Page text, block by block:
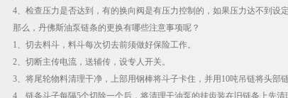
4、检查压力是否达到，有的换向阀是有压力控制的，如果压力达不到设定
那么，丹佛斯油泵链条的更换有哪些注意事项呢？
1、切去料斗，料斗每次切去前须做好保险工作。
2、切断主传电流，送辅传，设专人开关。
3、将尾轮物料清理干净，上部用钢棒将斗子卡住，并用10吨吊链将头部
4、链条斗子每隔5个切除一个后，将清理干油泵的挂齿装在旧链条上先清